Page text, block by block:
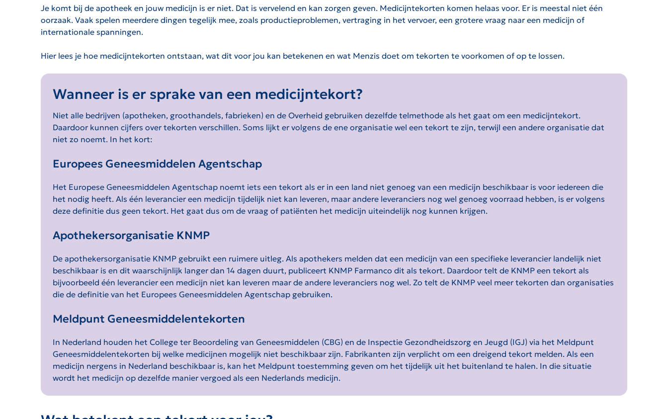
Je komt bij de apotheek en jouw medicijn is er niet. Dat is vervelend en kan zorgen geven. Medicijntekorten komen helaas voor. Er is meestal niet één
oorzaak. Vaak spelen meerdere dingen tegelijk mee, zoals productieproblemen, vertraging in het vervoer, een grotere vraag naar een medicijn of
internationale spanningen.
Hier lees je hoe medicijntekorten ontstaan, wat dit voor jou kan betekenen en wat Menzis doet om tekorten te voorkomen of op te lossen.
Wanneer is er sprake van een medicijntekort?
Niet alle bedrijven (apotheken, groothandels, fabrieken) en de Overheid gebruiken dezelfde telmethode als het gaat om een medicijntekort.
Daardoor kunnen cijfers over tekorten verschillen. Soms lijkt er volgens de ene organisatie wel een tekort te zijn, terwijl een andere organisatie dat
niet zo noemt. In het kort:
Europees Geneesmiddelen Agentschap
Het Europese Geneesmiddelen Agentschap noemt iets een tekort als er in een land niet genoeg van een medicijn beschikbaar is voor iedereen die
het nodig heeft. Als één leverancier een medicijn tijdelijk niet kan leveren, maar andere leveranciers nog wel genoeg voorraad hebben, is er volgens
deze definitie dus geen tekort. Het gaat dus om de vraag of patiënten het medicijn uiteindelijk nog kunnen krijgen.
Apothekersorganisatie KNMP
De apothekersorganisatie KNMP gebruikt een ruimere uitleg. Als apothekers melden dat een medicijn van een specifieke leverancier landelijk niet
beschikbaar is en dit waarschijnlijk langer dan 14 dagen duurt, publiceert KNMP Farmanco dit als tekort. Daardoor telt de KNMP een tekort als
bijvoorbeeld één leverancier een medicijn niet kan leveren maar de andere leveranciers nog wel. Zo telt de KNMP veel meer tekorten dan organisaties
die de definitie van het Europees Geneesmiddelen Agentschap gebruiken.
Meldpunt Geneesmiddelentekorten
In Nederland houden het College ter Beoordeling van Geneesmiddelen (CBG) en de Inspectie Gezondheidszorg en Jeugd (IGJ) via het Meldpunt
Geneesmiddelentekorten bij welke medicijnen mogelijk niet beschikbaar zijn. Fabrikanten zijn verplicht om een dreigend tekort melden. Als een
medicijn nergens in Nederland beschikbaar is, kan het Meldpunt toestemming geven om het tijdelijk uit het buitenland te halen. In die situatie
wordt het medicijn op dezelfde manier vergoed als een Nederlands medicijn.